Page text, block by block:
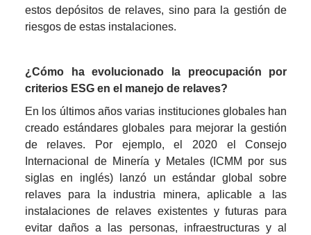
estos depósitos de relaves, sino para la gestión de
riesgos de estas instalaciones.
¿Cómo ha evolucionado la preocupación por
criterios ESG en el manejo de relaves?
En los últimos años varias instituciones globales han
creado estándares globales para mejorar la gestión
de relaves. Por ejemplo, el 2020 el Consejo
Internacional de Minería y Metales (ICMM por sus
siglas en inglés) lanzó un estándar global sobre
relaves para la industria minera, aplicable a las
instalaciones de relaves existentes y futuras para
evitar daños a las personas, infraestructuras y al